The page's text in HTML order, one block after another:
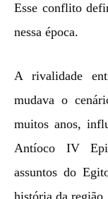
Esse conflito
nessa época.
A rivalidade
mudava o
muitos anos,
Antíoco IV
assuntos do